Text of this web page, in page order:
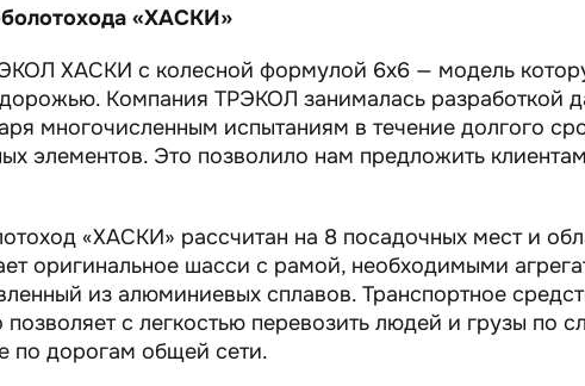
«ХАСКИ»
ХАСКИ с колесной формулой 6х6 — модель
Компания ТРЭКОЛ занималась разработкой
многочисленным испытаниям в течение долгого
элементов. Это позволило нам предложить
«ХАСКИ» рассчитан на 8 посадочных мест и
оригинальное шасси с рамой, необходимыми
из алюминиевых сплавов. Транспортное
с легкостью перевозить людей и грузы по
по дорогам общей сети.